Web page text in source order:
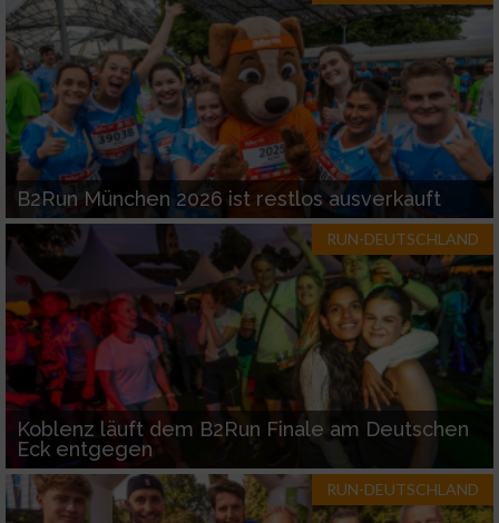
B2Run München 2026 ist restlos ausverkauft
RUN-DEUTSCHLAND
Koblenz läuft dem B2Run Finale am Deutschen
Eck entgegen
RUN-DEUTSCHLAND